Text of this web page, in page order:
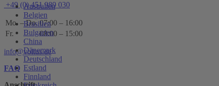
Australien
Belgien
Brasilien
Bulgarien
China
Dänemark
Deutschland
Estland
Finnland
+49 (0) 451 989 030
Mo. – Do. 07:00 – 16:00
Fr.
08:00 – 15:00
info@voltus.de
FAQ